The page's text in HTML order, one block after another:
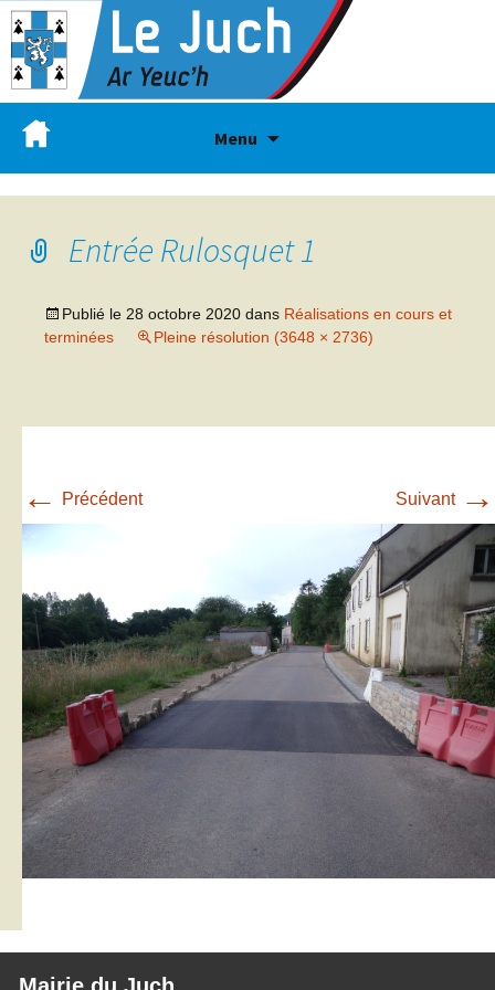
Menu
Entrée Rulosquet 1
Publié le 28 octobre 2020 dans Réalisations en cours et
terminées
Pleine résolution (3648 × 2736)
← Précédent Suivant →